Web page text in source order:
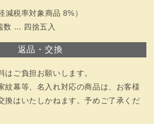
減税率対象商品 8%）
数 … 四捨五入
返品・交換
はご負担お願いします。
紋幕等、名入れ対応の商品は、お客様
換はいたしかねます。予めご了承くだ